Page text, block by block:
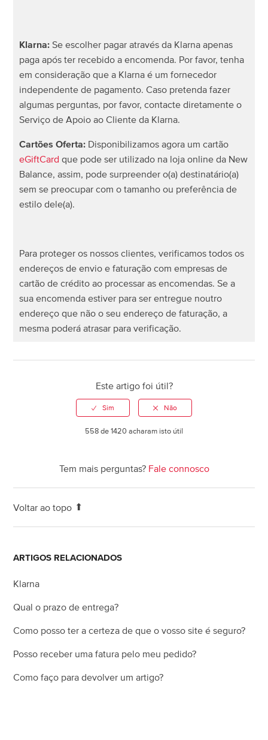
encomendas?
Onde posso encontrar o meu número de encomenda?
Posso encomendar artigos por antecipação?
Por que motivo a minha encomenda não aparece na
Mostrar mais
Klarna:Se escolher pagar através da Klarna apenas
paga após ter recebido a encomenda. Por favor, tenha
em consideração que a Klarna é um fornecedor
independente de pagamento. Caso pretenda fazer
algumas perguntas, por favor, contacte diretamente o
Serviço de Apoio ao Cliente da Klarna.
Cartões Oferta: Disponibilizamos agora um cartão
eGiftCardque pode ser utilizado na loja online da New
Balance, assim, pode surpreender o(a) destinatário(a)
sem se preocupar com o tamanho ou preferência de
estilo dele(a).
Para proteger os nossos clientes, verificamos todos os
endereços de envio e faturação com empresas de
cartão de crédito ao processar as encomendas. Se a
sua encomenda estiver para ser entregue noutro
endereço que não o seu endereço de faturação, a
mesma poderá atrasar para verificação.
Este artigo foi útil?
558 de 1420 acharam isto útil
Tem mais perguntas? Fale connosco
Voltar ao topo
ARTIGOS RELACIONADOS
Klarna
Qual o prazo de entrega?
Como posso ter a certeza de que o vosso site é seguro?
Posso receber uma fatura pelo meu pedido?
Como faço para devolver um artigo?